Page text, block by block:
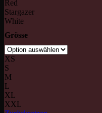
Red
Stargazer
White
Grösse
XS
S
M
L
XL
XXL